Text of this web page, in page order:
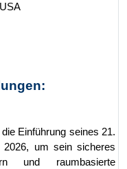
Einführung seines 21.
um sein sicheres
und raumbasierte